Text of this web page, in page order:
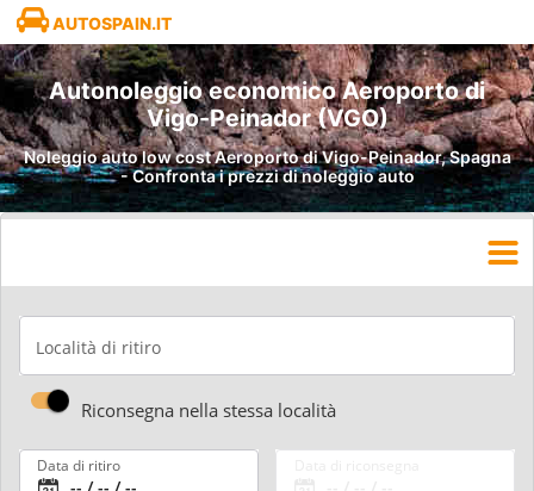
AUTOSPAIN.IT
Autonoleggio economico Aeroporto di
Vigo-Peinador (VGO)
Noleggio auto low cost Aeroporto di Vigo-Peinador, Spagna
- Confronta i prezzi di noleggio auto
Località di ritiro
Riconsegna nella stessa località
Data di ritiro